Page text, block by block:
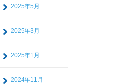
2025年5月
2025年3月
2025年1月
2024年11月